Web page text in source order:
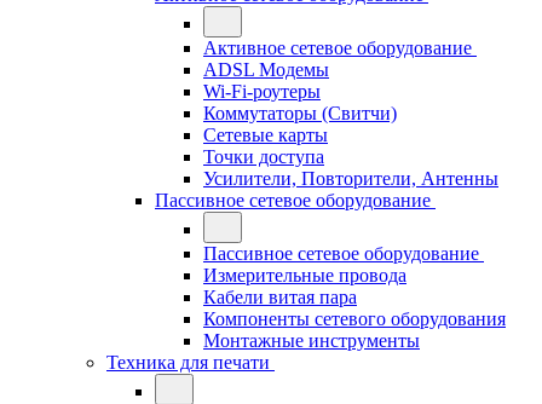
Активное сетевое оборудование
ADSL Модемы
Wi-Fi-роутеры
Коммутаторы (Свитчи)
Сетевые карты
Точки доступа
Усилители, Повторители, Антенны
Пассивное сетевое оборудование
Пассивное сетевое оборудование
Измерительные провода
Кабели витая пара
Компоненты сетевого оборудования
Монтажные инструменты
Техника для печати